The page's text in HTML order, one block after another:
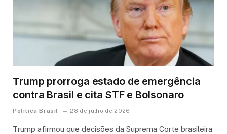
Trump prorroga estado de emergência
contra Brasil e cita STF e Bolsonaro
Política Brasil 28 de julho de 2026
Trump afirmou que decisões da Suprema Corte brasileira